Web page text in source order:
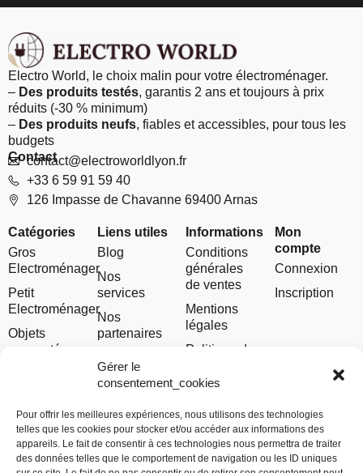
Gérer le
consentement_cookies
Pour offrir les meilleures expériences, nous utilisons des technologies
telles que les cookies pour stocker et/ou accéder aux informations des
appareils. Le fait de consentir à ces technologies nous permettra de traiter
des données telles que le comportement de navigation ou les ID uniques
Electro World, le choix malin pour votre électroménager.
– Des produits testés, garantis 2 ans et toujours à prix
réduits (-30 % minimum)
– Des produits neufs, fiables et accessibles, pour tous les
budgets
Contact
contact@electroworldlyon.fr
+33 6 59 91 59 40
126 Impasse de Chavanne 69400 Arnas
Catégories
Gros
Electroménager
Petit
Electroménager
Objets
connectés
Son
Climatisation
– Chauffage
Liens utiles
Blog
Nos
services
Nos
partenaires
concept
histoire
Contact
FAQ
Informations
Conditions
générales
de ventes
Mentions
légales
Politique de
Politique de
Mon
compte
Connexion
Inscription